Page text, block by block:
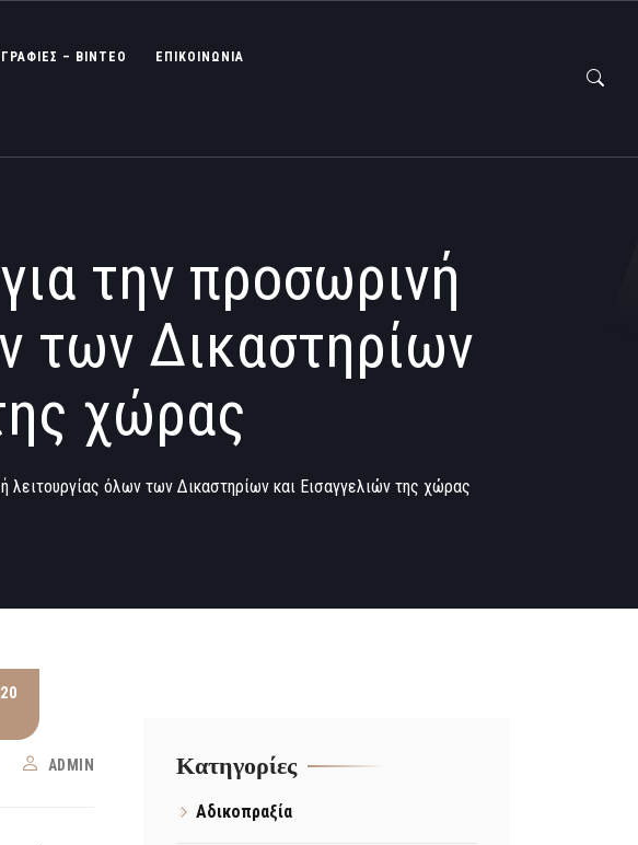
– ΒΊΝΤΕΟ ΕΠΙΚΟΙΝΩΝΙΑ
την προσωρινή
των Δικαστηρίων
χώρας
όλων των Δικαστηρίων και Εισαγγελιών της χώρας
ADMIN Kατηγορίες
Αδικοπραξία